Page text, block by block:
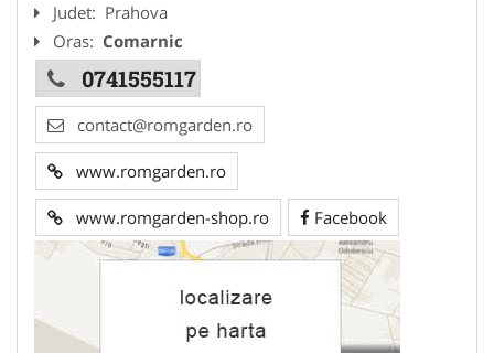
Judet: Prahova
Oras: Comarnic
0741555117
contact@romgarden.ro
www.romgarden.ro
www.romgarden-shop.ro Facebook